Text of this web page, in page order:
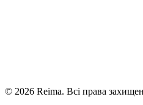
© 2026 Reima. Всі права